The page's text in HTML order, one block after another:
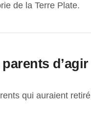
de la Terre Plate.
d’agir
qui auraient retiré